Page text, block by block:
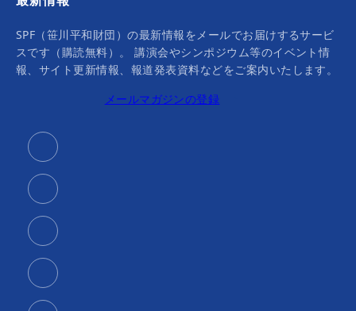
SPF（笹川平和財団）の最新情報をメールでお届けするサービ
スです（購読無料）。 講演会やシンポジウム等のイベント情
報、サイト更新情報、報道発表資料などをご案内いたします。
メールマガジンの登録